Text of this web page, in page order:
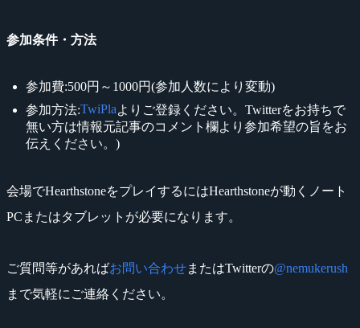
参加条件・方法
参加費:500円～1000円(参加人数により変動)
参加方法:TwiPlaよりご登録ください。Twitterをお持ちで
無い方は情報元記事のコメント欄より参加希望の旨をお
伝えください。)
会場でHearthstoneをプレイするにはHearthstoneが動くノート
PCまたはタブレットが必要になります。
ご質問等があればお問い合わせまたはTwitterの@nemukerush
まで気軽にご連絡ください。